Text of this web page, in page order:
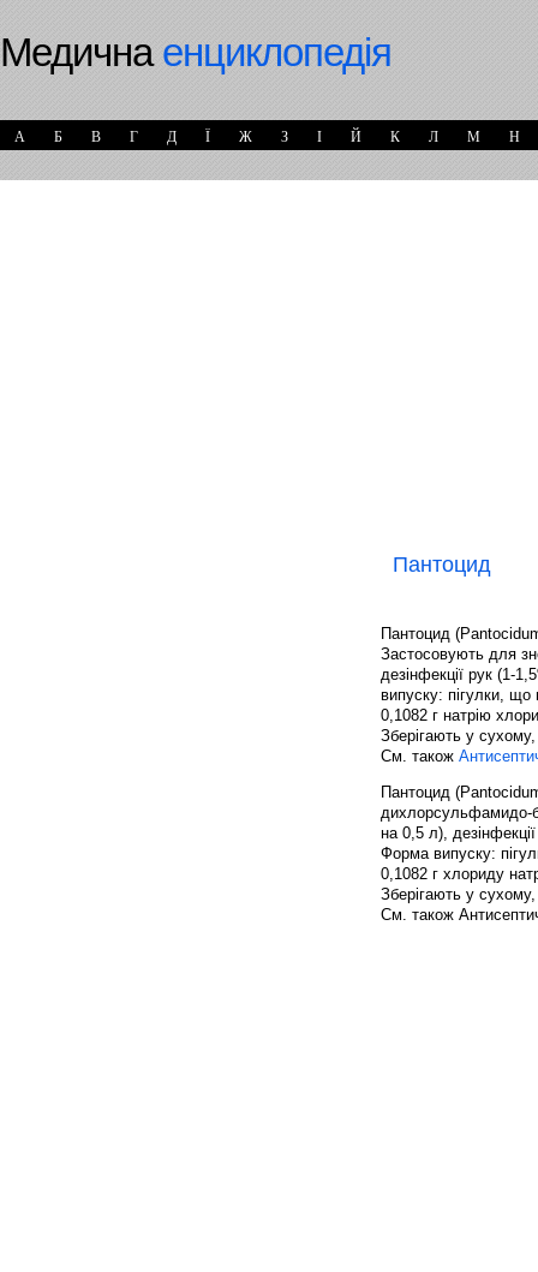
Медичнаенциклопедія
А Б В Г Д Ї Ж З І Й К Л М Н
Пантоцид
Пантоцид
Застосовують для
дезінфекції рук (1-
випуску: пігулки, що
0,1082 г натрію
Зберігають у
См. також
Пантоцид
дихлорсульфамидо-
на 0,5 л),
Форма випуску:
0,1082 г хлориду
Зберігають у
См. також